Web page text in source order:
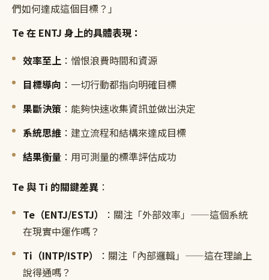
們如何達成這個目標？」
Te 在 ENTJ 身上的具體表現：
效率至上 ：憎恨浪費時間和資源
目標導向 ：一切行動都指向明確目標
果斷決策 ：能夠快速收集資訊並做出決定
系統思維 ：建立流程和結構來達成目標
結果衡量 ：用可測量的標準評估成功
Te 與 Ti 的關鍵差異 ：
Te（ENTJ/ESTJ）
：關注「外部效率」——這個系統
在現實中運作嗎？
Ti（INTP/ISTP）
：關注「內部邏輯」——這在理論上
說得通嗎？